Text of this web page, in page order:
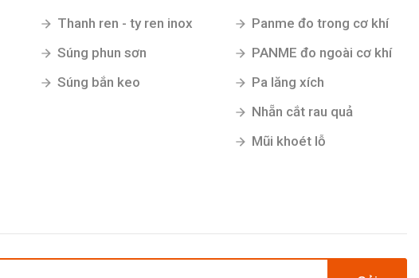
Thanh ren - ty ren inox
Súng phun sơn
Súng bắn keo
Panme đo trong cơ khí
PANME đo ngoài cơ khí
Pa lăng xích
Nhẵn cắt rau quả
Mũi khoét lỗ